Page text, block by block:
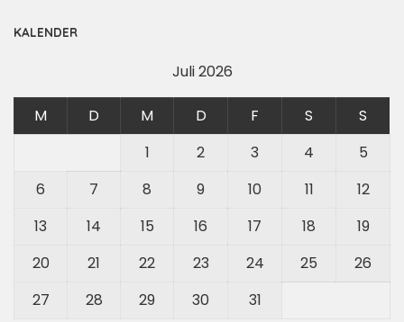
KALENDER
Juli 2026
M D M D F S
S
1
2 3 4
5
6
7 8 9 10 11
12
13
14 15 16 17 18
19
20
21 22 23 24 25
26
27
28 29 30 31